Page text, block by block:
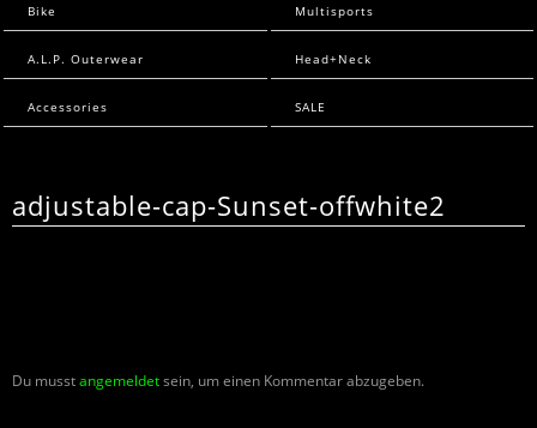
Bike Multisports
A.L.P. Outerwear Head+Neck
Accessories SALE
adjustable-cap-Sunset-offwhite2
Du musstangemeldetsein, um einen Kommentar abzugeben.